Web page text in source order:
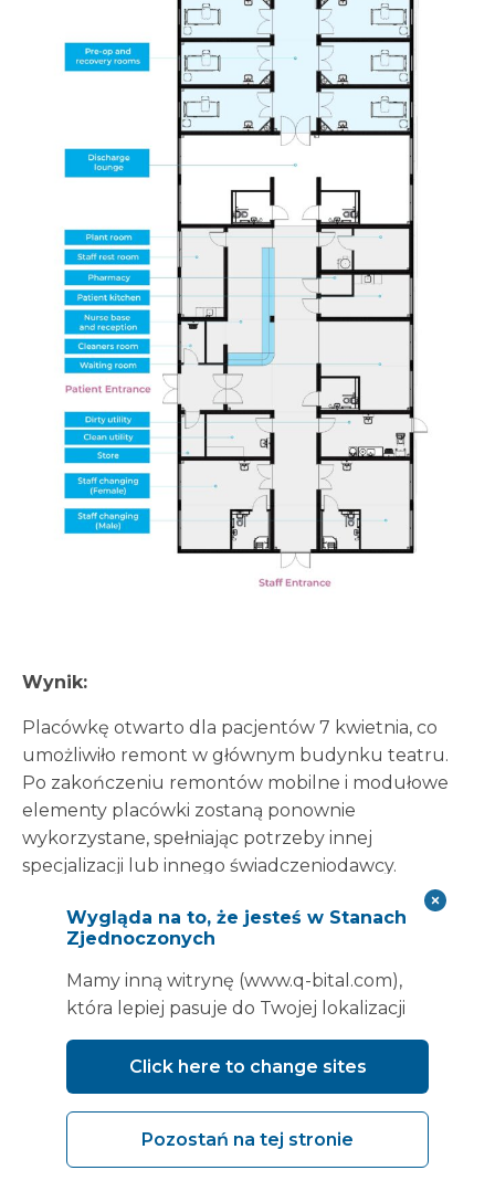
Wynik:
Placówkę otwarto dla pacjentów 7 kwietnia, co
umożliwiło remont w głównym budynku teatru.
Po zakończeniu remontów mobilne i modułowe
elementy placówki zostaną ponownie
wykorzystane, spełniając potrzeby innej
specjalizacji lub innego świadczeniodawcy.
„To naprawdę
satysfakcjonujące, że
mogliśmy zapewnić
pacjentom i personelowi tak
Wygląda na to, że jesteś w Stanach
Zjednoczonych
Mamy inną witrynę (www.q-bital.com),
która lepiej pasuje do Twojej lokalizacji
Click here to change sites
Pozostań na tej stronie